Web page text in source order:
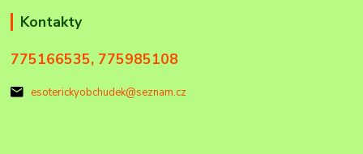
Kontakty
775166535, 775985108
esoterickyobchudek@seznam.cz